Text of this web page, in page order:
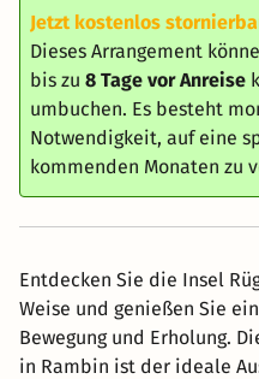
Jetzt kostenlos
Dieses Arrangement
bis zu 8 Tage vor Anreise
umbuchen. Es besteht
Notwendigkeit, auf eine
kommenden Monaten zu
Entdecken Sie die Insel
Weise und genießen Sie
Bewegung und Erholung.
in Rambin ist der ideale